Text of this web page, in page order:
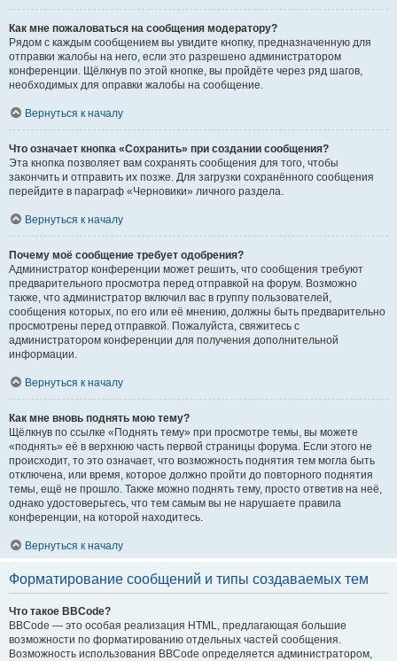
Как мне пожаловаться на сообщения модератору?
Рядом с каждым сообщением вы увидите кнопку, предназначенную для
отправки жалобы на него, если это разрешено администратором
конференции. Щёлкнув по этой кнопке, вы пройдёте через ряд шагов,
необходимых для оправки жалобы на сообщение.
Вернуться к началу
Что означает кнопка «Сохранить» при создании сообщения?
Эта кнопка позволяет вам сохранять сообщения для того, чтобы
закончить и отправить их позже. Для загрузки сохранённого сообщения
перейдите в параграф «Черновики» личного раздела.
Вернуться к началу
Почему моё сообщение требует одобрения?
Администратор конференции может решить, что сообщения требуют
предварительного просмотра перед отправкой на форум. Возможно
также, что администратор включил вас в группу пользователей,
сообщения которых, по его или её мнению, должны быть предварительно
просмотрены перед отправкой. Пожалуйста, свяжитесь с
администратором конференции для получения дополнительной
информации.
Вернуться к началу
Как мне вновь поднять мою тему?
Щёлкнув по ссылке «Поднять тему» при просмотре темы, вы можете
«поднять» её в верхнюю часть первой страницы форума. Если этого не
происходит, то это означает, что возможность поднятия тем могла быть
отключена, или время, которое должно пройти до повторного поднятия
темы, ещё не прошло. Также можно поднять тему, просто ответив на неё,
однако удостоверьтесь, что тем самым вы не нарушаете правила
конференции, на которой находитесь.
Вернуться к началу
Форматирование сообщений и типы создаваемых тем
Что такое BBCode?
BBCode — это особая реализация HTML, предлагающая большие
возможности по форматированию отдельных частей сообщения.
Возможность использования BBCode определяется администратором,